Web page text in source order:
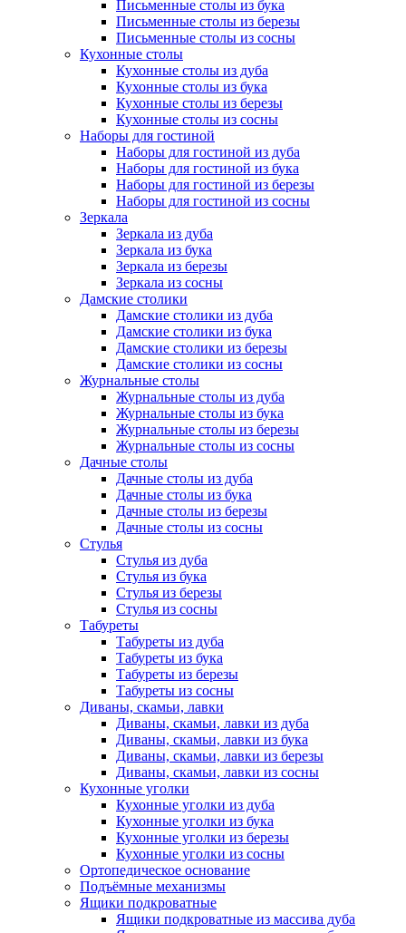
Письменные столы из бука
Письменные столы из березы
Письменные столы из сосны
Кухонные столы
Кухонные столы из дуба
Кухонные столы из бука
Кухонные столы из березы
Кухонные столы из сосны
Наборы для гостиной
Наборы для гостиной из дуба
Наборы для гостиной из бука
Наборы для гостиной из березы
Наборы для гостиной из сосны
Зеркала
Зеркала из дуба
Зеркала из бука
Зеркала из березы
Зеркала из сосны
Дамские столики
Дамские столики из дуба
Дамские столики из бука
Дамские столики из березы
Дамские столики из сосны
Журнальные столы
Журнальные столы из дуба
Журнальные столы из бука
Журнальные столы из березы
Журнальные столы из сосны
Дачные столы
Дачные столы из дуба
Дачные столы из бука
Дачные столы из березы
Дачные столы из сосны
Стулья
Стулья из дуба
Стулья из бука
Стулья из березы
Стулья из сосны
Табуреты
Табуреты из дуба
Табуреты из бука
Табуреты из березы
Табуреты из сосны
Диваны, скамьи, лавки
Диваны, скамьи, лавки из дуба
Диваны, скамьи, лавки из бука
Диваны, скамьи, лавки из березы
Диваны, скамьи, лавки из сосны
Кухонные уголки
Кухонные уголки из дуба
Кухонные уголки из бука
Кухонные уголки из березы
Кухонные уголки из сосны
Ортопедическое основание
Подъёмные механизмы
Ящики подкроватные
Ящики подкроватные из массива дуба